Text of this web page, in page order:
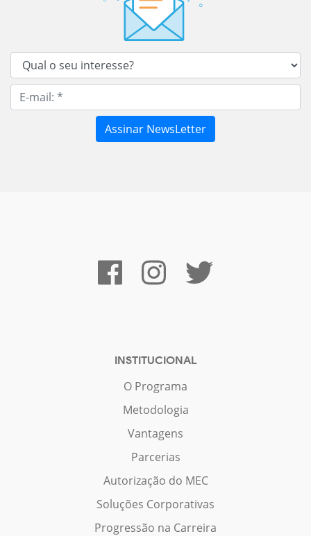
INSTITUCIONAL
O Programa
Metodologia
Vantagens
Parcerias
Autorização do MEC
Soluções Corporativas
Progressão na Carreira